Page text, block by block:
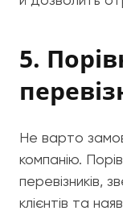
5.
Не варто
компанію.
перевізників,
клієнтів та